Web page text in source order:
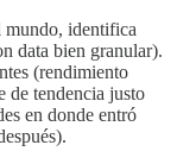
mundo, identifica
data bien granular).
(rendimiento
de tendencia justo
en donde entró